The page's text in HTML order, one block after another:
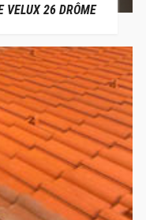
VELUX 26 DRÔME